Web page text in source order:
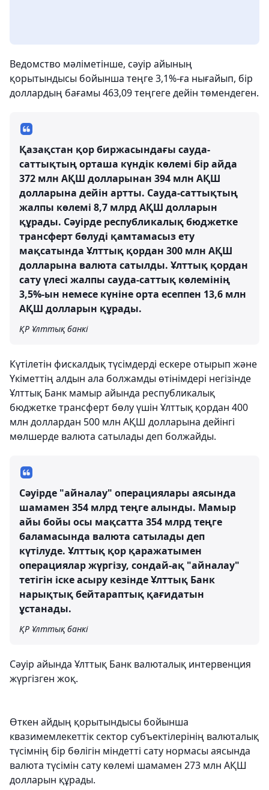
Ведомство мәліметінше, сәуір айының
қорытындысы бойынша теңге 3,1%-ға нығайып, бір
доллардың бағамы 463,09 теңгеге дейін төмендеген.
Қазақстан қор биржасындағы сауда-
саттықтың орташа күндік көлемі бір айда
372 млн АҚШ долларынан 394 млн АҚШ
долларына дейін артты. Сауда-саттықтың
жалпы көлемі 8,7 млрд АҚШ долларын
құрады. Сәуірде республикалық бюджетке
трансферт бөлуді қамтамасыз ету
мақсатында Ұлттық қордан 300 млн АҚШ
долларына валюта сатылды. Ұлттық қордан
сату үлесі жалпы сауда-саттық көлемінің
3,5%-ын немесе күніне орта есеппен 13,6 млн
АҚШ долларын құрады.
ҚР Ұлттық банкі
Күтілетін фискалдық түсімдерді ескере отырып және
Үкіметтің алдын ала болжамды өтінімдері негізінде
Ұлттық Банк мамыр айында республикалық
бюджетке трансферт бөлу үшін Ұлттық қордан 400
млн доллардан 500 млн АҚШ долларына дейінгі
мөлшерде валюта сатылады деп болжайды.
Сәуірде "айналау" операциялары аясында
шамамен 354 млрд теңге алынды. Мамыр
айы бойы осы мақсатта 354 млрд теңге
баламасында валюта сатылады деп
күтілуде. Ұлттық қор қаражатымен
операциялар жүргізу, сондай-ақ "айналау"
тетігін іске асыру кезінде Ұлттық Банк
нарықтық бейтараптық қағидатын
ұстанады.
ҚР Ұлттық банкі
Сәуір айында Ұлттық Банк валюталық интервенция
жүргізген жоқ.
Өткен айдың қорытындысы бойынша
квазимемлекеттік сектор субъектілерінің валюталық
түсімнің бір бөлігін міндетті сату нормасы аясында
валюта түсімін сату көлемі шамамен 273 млн АҚШ
долларын құрады.